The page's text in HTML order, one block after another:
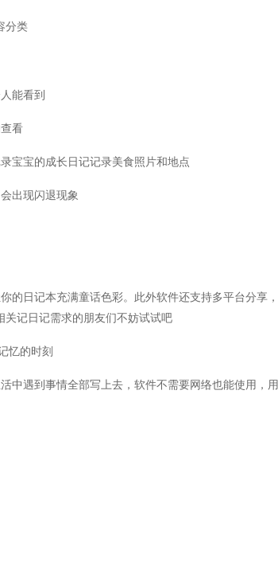
分类
能看到
看
宝宝的成长日记记录美食照片和地点
出现闪退现象
的日记本充满童话色彩。此外软件还支持多平台分享，
记日记需求的朋友们不妨试试吧
忆的时刻
中遇到事情全部写上去，软件不需要网络也能使用，用